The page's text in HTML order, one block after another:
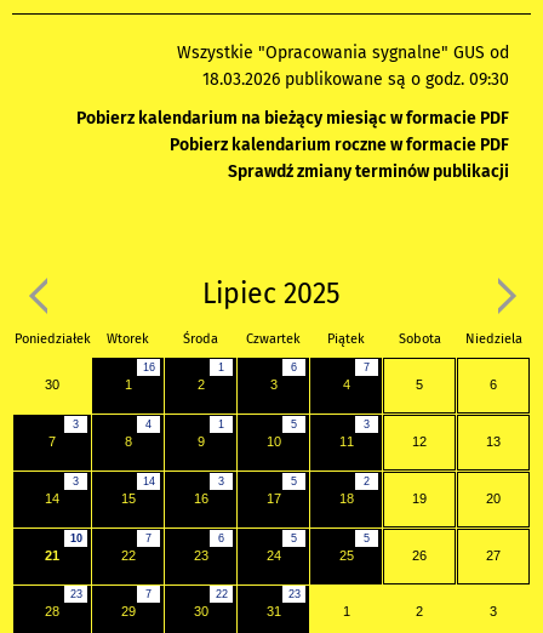
Wszystkie "Opracowania sygnalne" GUS od
18.03.2026 publikowane są o godz. 09:30
Pobierz kalendarium na bieżący miesiąc w formacie PDF
Pobierz kalendarium roczne w formacie PDF
Sprawdź zmiany terminów publikacji
Lipiec 2025
Poniedziałek Wtorek Środa Czwartek Piątek Sobota Niedziela
30
16
1
1
2
6
3
7
4 5 6
3
7
4
8
1
9
5
10
3
11 12 13
3
14
14
15
3
16
5
17
2
18 19 20
10
21
7
22
6
23
5
24
5
25 26 27
23
28
7
29
22
30
23
31 1 2 3